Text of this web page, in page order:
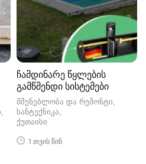
ჩამდინარე წყლების
გამწმენდი სისტემები
მშენებლობა და რემონტი,
სანტექნიკა
ქუთაისი
1 თვის წინ